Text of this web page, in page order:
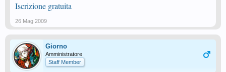
Iscrizione gratuita
26 Mag 2009
Giorno
Amministratore
Staff Member